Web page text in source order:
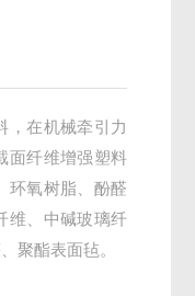
，在机械牵引力
面纤维增强塑料
环氧树脂、酚醛
维、中碱玻璃纤
聚酯表面毡。